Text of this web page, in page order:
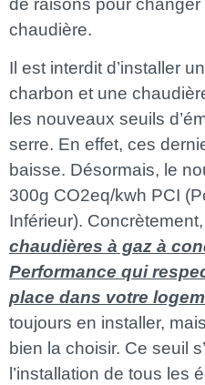
de raisons pour
chaudière.
Il est interdit d’installer
charbon et une
les nouveaux seuils
serre. En effet, ces
baisse. Désormais, le
300g CO2eq/kwh PCI
Inférieur).
chaudières à gaz à
Performance qui
place dans votre
toujours en installer,
bien la choisir. Ce seuil
l’installation de tous les